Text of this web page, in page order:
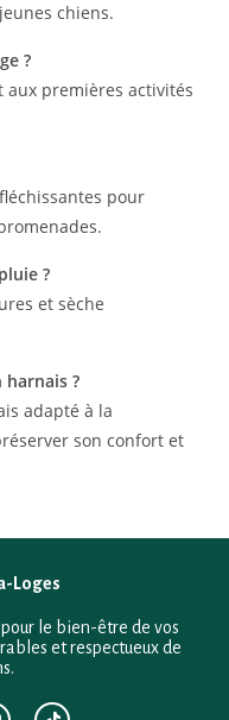
chiens.
?
premières activités
pour
?
et sèche
?
adapté à la
son confort et
Loges
le bien-être de vos
et respectueux de